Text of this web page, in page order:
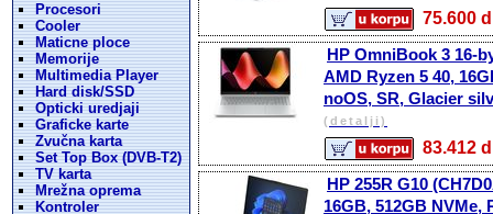
Procesori
Cooler
Maticne ploce
Memorije
Multimedia Player
Hard disk/SSD
Opticki uredjaji
Graficke karte
Zvučna karta
Set Top Box (DVB-T2)
TV karta
Mrežna oprema
Kontroler
HP OmniBook 3 16-
AMD Ryzen 5 40,
noOS, SR, Glacier
(detalji)
HP 255R G10
16GB, 512GB NVMe,